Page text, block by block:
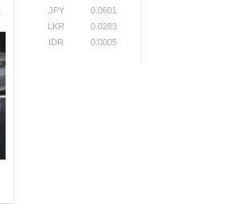
JPY
0.0601
LKR
0.0283
IDR
0.0005